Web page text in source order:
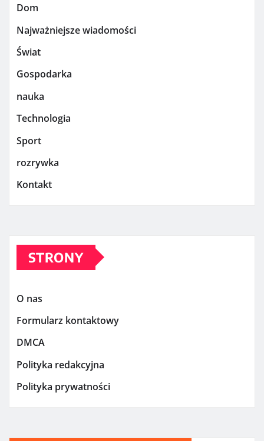
Dom
Najważniejsze wiadomości
Świat
Gospodarka
nauka
Technologia
Sport
rozrywka
Kontakt
STRONY
O nas
Formularz kontaktowy
DMCA
Polityka redakcyjna
Polityka prywatności